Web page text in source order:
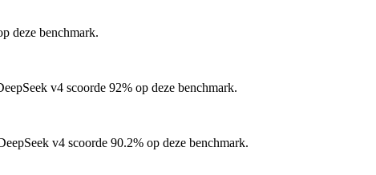
deze benchmark.
v4 scoorde 92% op deze benchmark.
v4 scoorde 90.2% op deze benchmark.